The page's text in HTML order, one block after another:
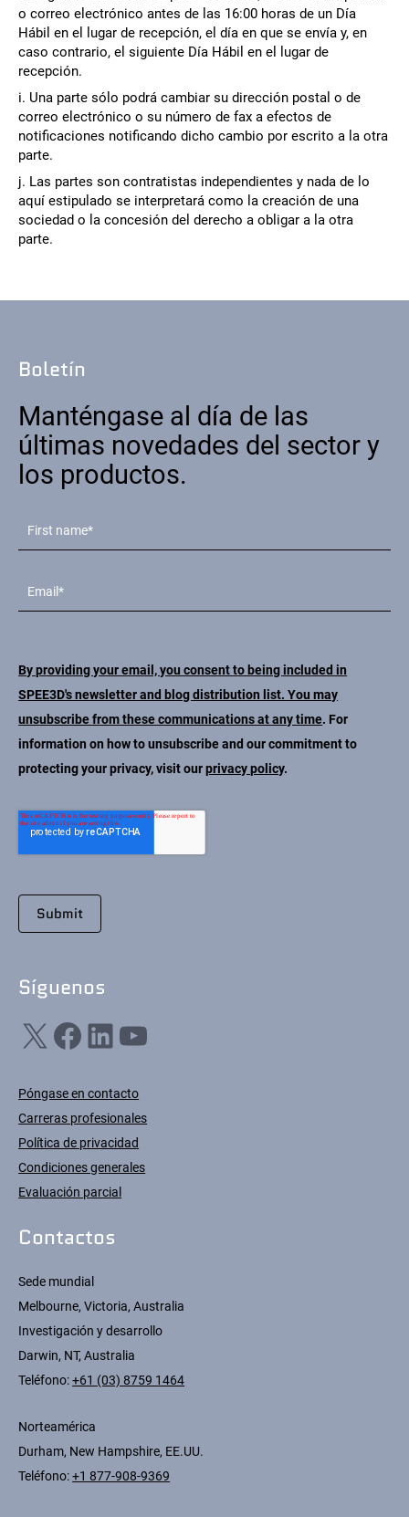
o correo electrónico antes de las 16:00 horas de un Día
Hábil en el lugar de recepción, el día en que se envía y, en
caso contrario, el siguiente Día Hábil en el lugar de
recepción.
i. Una parte sólo podrá cambiar su dirección postal o de
correo electrónico o su número de fax a efectos de
notificaciones notificando dicho cambio por escrito a la otra
parte.
j. Las partes son contratistas independientes y nada de lo
aquí estipulado se interpretará como la creación de una
sociedad o la concesión del derecho a obligar a la otra
parte.
Boletín
Manténgase al día de las
últimas novedades del sector y
los productos.
By providing your email, you consent to being included in
SPEE3D's newsletter and blog distribution list. You may
unsubscribe from these communications at any time. For
information on how to unsubscribe and our commitment to
protecting your privacy, visit ourprivacy policy.
Síguenos
X Facebook LinkedIn YouTube
Póngase en contacto
Carreras profesionales
Política de privacidad
Condiciones generales
Evaluación parcial
Contactos
Sede mundial
Melbourne, Victoria, Australia
Investigación y desarrollo
Darwin, NT, Australia
Teléfono:+61 (03) 8759 1464
Norteamérica
Durham, New Hampshire, EE.UU.
Teléfono:+1 877-908-9369